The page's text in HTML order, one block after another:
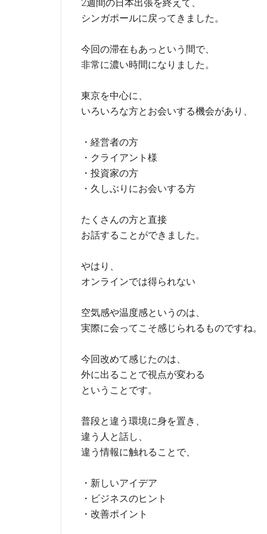
2週間の日本出張を終えて、
シンガポールに戻ってきました。
今回の滞在もあっという間で、
非常に濃い時間になりました。
東京を中心に、
いろいろな方とお会いする機会があり、
・経営者の方
・クライアント様
・投資家の方
・久しぶりにお会いする方
たくさんの方と直接
お話することができました。
やはり、
オンラインでは得られない
空気感や温度感というのは、
実際に会ってこそ感じられるものですね。
今回改めて感じたのは、
外に出ることで視点が変わる
ということです。
普段と違う環境に身を置き、
違う人と話し、
違う情報に触れることで、
・新しいアイデア
・ビジネスのヒント
・改善ポイント